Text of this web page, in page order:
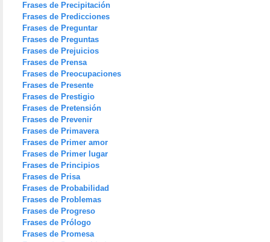
Frases de Precipitación
Frases de Predicciones
Frases de Preguntar
Frases de Preguntas
Frases de Prejuicios
Frases de Prensa
Frases de Preocupaciones
Frases de Presente
Frases de Prestigio
Frases de Pretensión
Frases de Prevenir
Frases de Primavera
Frases de Primer amor
Frases de Primer lugar
Frases de Principios
Frases de Prisa
Frases de Probabilidad
Frases de Problemas
Frases de Progreso
Frases de Prólogo
Frases de Promesa